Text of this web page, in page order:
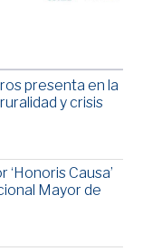
presenta en la
y crisis
Causa’
Mayor de